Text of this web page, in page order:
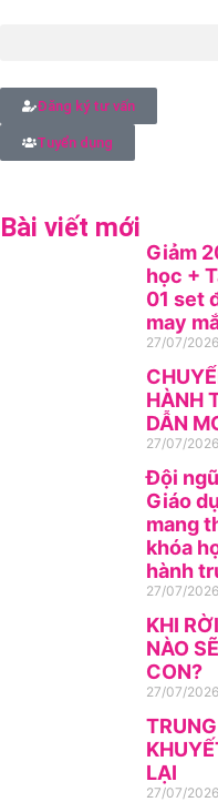
Đăng ký tư vấn
Tuyển dụng
Bài viết mới
Giảm
học +
01 set
may
27/07/2026
HÀNH
DẪN
27/07/2026
Đội
Giáo
mang
khóa
hành
27/07/2026
KHI
NÀO
CON?
27/07/2026
LẠI
27/07/2026